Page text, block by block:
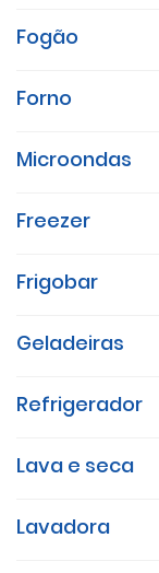
Fogão
Forno
Microondas
Freezer
Frigobar
Geladeiras
Refrigerador
Lava e seca
Lavadora